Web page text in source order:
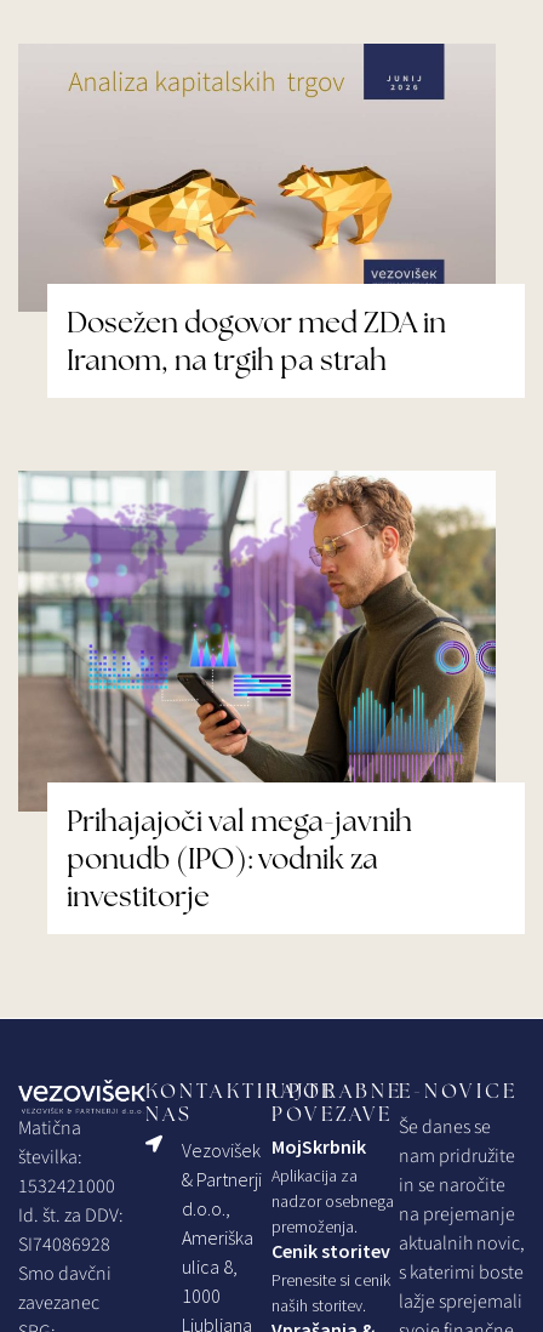
Dosežen dogovor med ZDA in
Iranom, na trgih pa strah
Prihajajoči val mega-javnih
ponudb (IPO): vodnik za
investitorje
Matična
številka:
1532421000
Id. št. za DDV:
SI74086928
Smo davčni
zavezanec
KONTAKTIRAJTE
NAS
Vezovišek
& Partnerji
d.o.o.,
Ameriška
ulica 8,
1000
Ljubljana
UPORABNE
POVEZAVE
MojSkrbnik
Aplikacija za
nadzor osebnega
premoženja.
Cenik storitev
Prenesite si cenik
naših storitev.
E-NOVICE
Še danes se
nam pridružite
in se naročite
na prejemanje
aktualnih novic,
s katerimi boste
lažje sprejemali